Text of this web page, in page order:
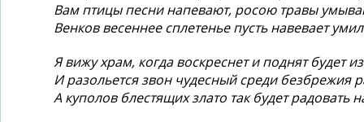
Вам птицы песни напевают, росою травы
Венков весеннее сплетенье пусть навевает
Я вижу храм, когда воскреснет и поднят будет
И разольется звон чудесный среди безбрежия
А куполов блестящих злато так будет радовать